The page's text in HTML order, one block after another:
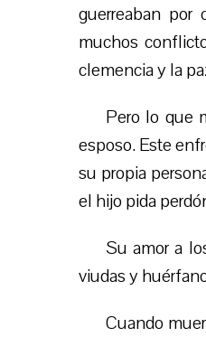
guerreaban por
muchos
clemencia y la
Pero lo que
esposo. Este
su propia
el hijo pida
Su amor a
viudas y
Cuando